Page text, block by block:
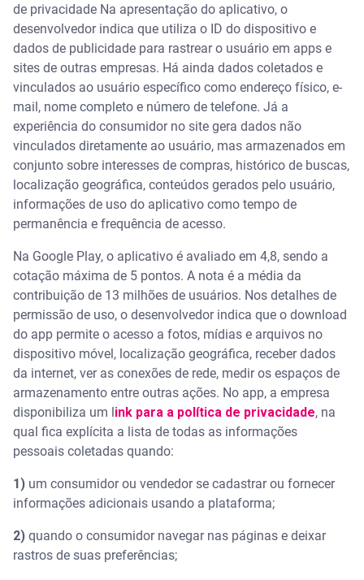
de privacidade Na apresentação do aplicativo, o
desenvolvedor indica que utiliza o ID do dispositivo e
dados de publicidade para rastrear o usuário em apps e
sites de outras empresas. Há ainda dados coletados e
vinculados ao usuário específico como endereço físico, e-
mail, nome completo e número de telefone. Já a
experiência do consumidor no site gera dados não
vinculados diretamente ao usuário, mas armazenados em
conjunto sobre interesses de compras, histórico de buscas,
localização geográfica, conteúdos gerados pelo usuário,
informações de uso do aplicativo como tempo de
permanência e frequência de acesso.
Na Google Play, o aplicativo é avaliado em 4,8, sendo a
cotação máxima de 5 pontos. A nota é a média da
contribuição de 13 milhões de usuários. Nos detalhes de
permissão de uso, o desenvolvedor indica que o download
do app permite o acesso a fotos, mídias e arquivos no
dispositivo móvel, localização geográfica, receber dados
da internet, ver as conexões de rede, medir os espaços de
armazenamento entre outras ações. No app, a empresa
disponibiliza um link para a política de privacidade, na
qual fica explícita a lista de todas as informações
pessoais coletadas quando:
1) um consumidor ou vendedor se cadastrar ou fornecer
informações adicionais usando a plataforma;
2) quando o consumidor navegar nas páginas e deixar
rastros de suas preferências;